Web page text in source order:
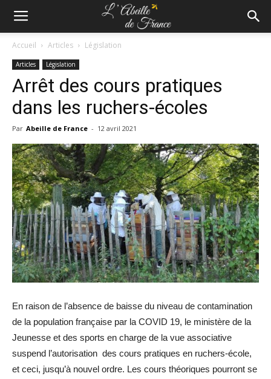
Accueil Articles Législation
Articles Législation
Arrêt des cours pratiques
dans les ruchers-écoles
Par Abeille de France - 12 avril 2021
En raison de l’absence de baisse du niveau de contamination
de la population française par la COVID 19, le ministère de la
Jeunesse et des sports en charge de la vue associative
suspend l’autorisation des cours pratiques en ruchers-école,
et ceci, jusqu’à nouvel ordre. Les cours théoriques pourront se